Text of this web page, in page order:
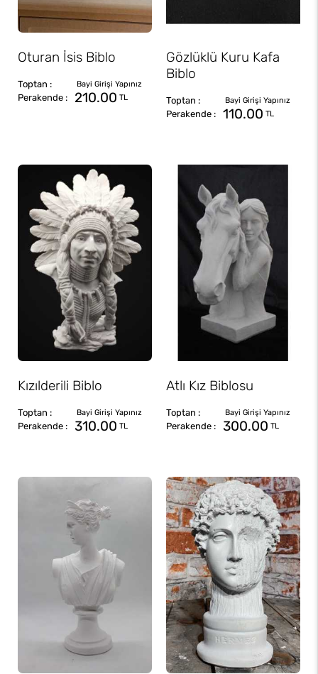
Oturan İsis Biblo
210.00 TL
Gözlüklü Kuru Kafa
Biblo
110.00 TL
Kızılderili Biblo
310.00 TL
Atlı Kız Biblosu
300.00 TL